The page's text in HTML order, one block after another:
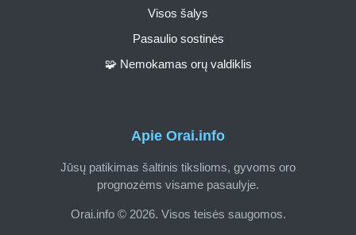
Apie Orai.info
Jūsų patikimas šaltinis tikslioms, gyvoms oro
prognozėms visame pasaulyje.
Orai.info © 2026. Visos teisės saugomos.
Visos šalys
Pasaulio sostinės
🧩 Nemokamas orų valdiklis